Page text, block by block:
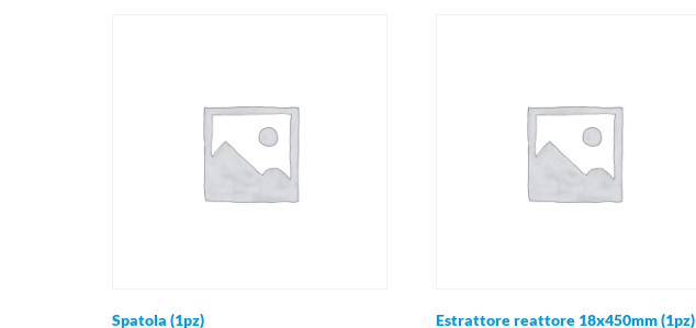
Spatola (1pz) Estrattore reattore 18x450mm (1pz)